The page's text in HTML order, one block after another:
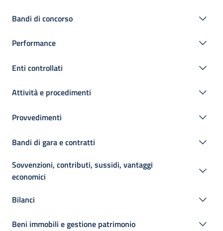
Bandi di concorso
Performance
Enti controllati
Attività e procedimenti
Provvedimenti
Bandi di gara e contratti
Sovvenzioni, contributi, sussidi, vantaggi
economici
Bilanci
Beni immobili e gestione patrimonio